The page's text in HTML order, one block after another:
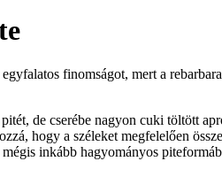
finomságot, mert a
de cserébe nagyon cuki töltött
hogy a széleket megfelelően
inkább hagyományos